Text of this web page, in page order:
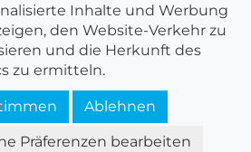
Inhalte und Werbung
den Website-Verkehr zu
und die Herkunft des
zu ermitteln.
Ablehnen
Präferenzen bearbeiten